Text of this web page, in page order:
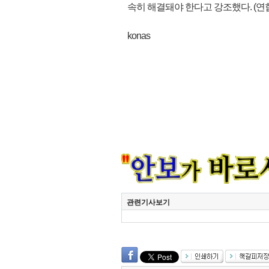
속히 해결돼야 한다고 강조했다. (연
konas
관련기사보기